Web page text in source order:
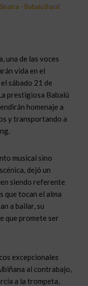
– Babalu Band
una de las voces
vida en el
sábado 21 de
prestigiosa Babalú
homenaje a
y transportando a
musical sino
dejó un
siendo referente
que tocan el alma
a bailar, su
que promete ser
excepcionales
al contrabajo,
a la trompeta,